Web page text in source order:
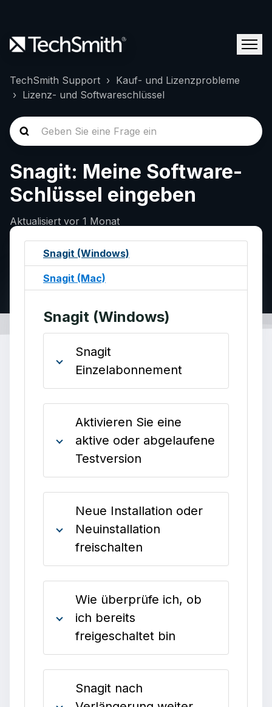
TechSmith Support
Kauf- und Lizenzprobleme
Lizenz- und Softwareschlüssel
Snagit: Meine Software-
Schlüssel eingeben
Aktualisiert vor 1 Monat
Snagit (Windows)
Snagit (Mac)
Snagit (Windows)
Snagit
Einzelabonnement
Aktivieren Sie eine
aktive oder abgelaufene
Testversion
Neue Installation oder
Neuinstallation
freischalten
Wie überprüfe ich, ob
ich bereits
freigeschaltet bin
Snagit nach